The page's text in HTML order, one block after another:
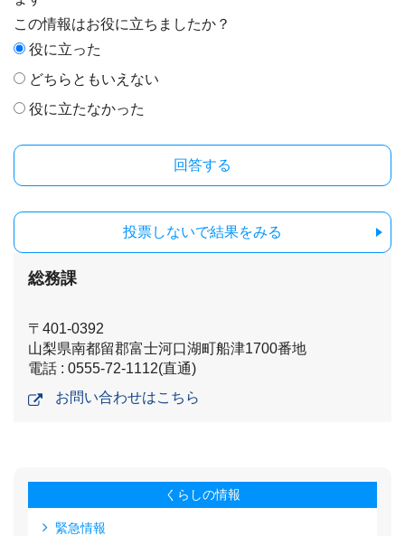
この情報はお役に立ちましたか？
役に立った
どちらともいえない
役に立たなかった
投票しないで結果をみる
総務課
〒401-0392
山梨県南都留郡富士河口湖町船津1700番地
電話 : 0555-72-1112(直通)
お問い合わせはこちら
くらしの情報
緊急情報